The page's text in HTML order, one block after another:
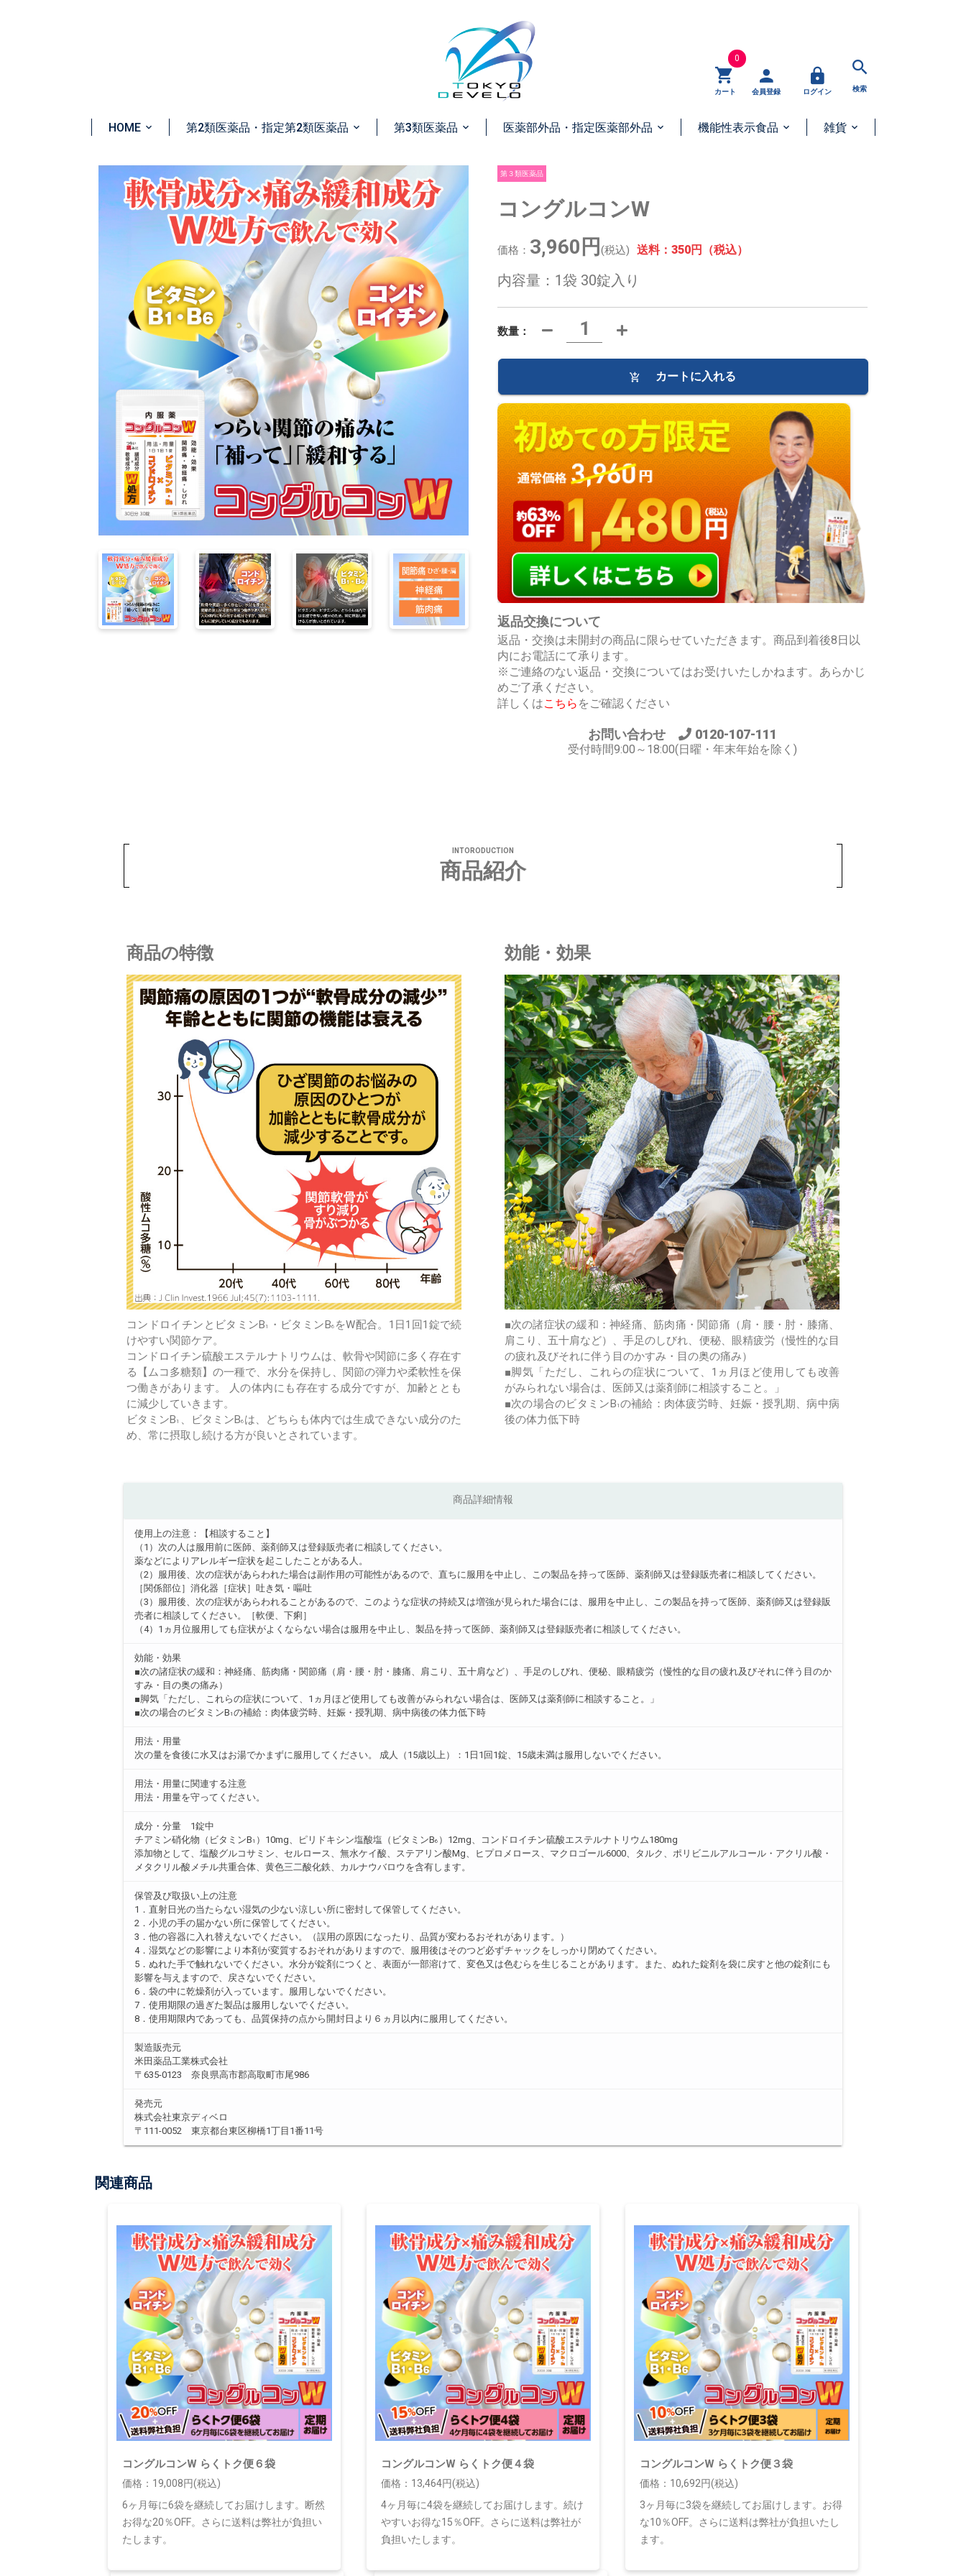
HOME 第2類医薬品・指定第2類医薬品 第3類医薬品 医薬部外品・指定医薬部外品 機能性表示食品 雑貨
0
カート 会員登録 ログイン 検索
第３類医薬品
コングルコンW
価格： 3,960円 (税込) 送料：350円（税込）
内容量：1袋 30錠入り
数量：
カートに入れる
返品交換について
返品・交換は未開封の商品に限らせていただきます。商品到着後8日以
内にお電話にて承ります。
※ご連絡のない返品・交換についてはお受けいたしかねます。あらかじ
めご了承ください。
詳しくはこちら をご確認ください
お問い合わせ 0120-107-111
受付時間9:00～18:00(日曜・年末年始を除く)
INTORODUCTION
商品紹介
商品の特徴
コンドロイチンとビタミンB 1 ・ビタミンB6 をW配合。1日1回1錠で続
けやすい関節ケア。
コンドロイチン硫酸エステルナトリウムは、軟骨や関節に多く存在す
る【ムコ多糖類】の一種で、水分を保持し、関節の弾力や柔軟性を保
つ働きがあります。 人の体内にも存在する成分ですが、加齢ととも
に減少していきます。
ビタミンB 1 、ビタミンB6 は、どちらも体内では生成できない成分のた
め、常に摂取し続ける方が良いとされています。
効能・効果
■次の諸症状の緩和：神経痛、筋肉痛・関節痛（肩・腰・肘・膝痛、
肩こり、五十肩など）、手足のしびれ、便秘、眼精疲労（慢性的な目
の疲れ及びそれに伴う目のかすみ・目の奥の痛み）
■脚気「ただし、これらの症状について、1ヵ月ほど使用しても改善
がみられない場合は、医師又は薬剤師に相談すること。」
■次の場合のビタミンB 1 の補給：肉体疲労時、妊娠・授乳期、病中病
後の体力低下時
商品詳細情報
使用上の注意：【相談すること】
（1）次の人は服用前に医師、薬剤師又は登録販売者に相談してください。
薬などによりアレルギー症状を起こしたことがある人。
（2）服用後、次の症状があらわれた場合は副作用の可能性があるので、直ちに服用を中止し、この製品を持って医師、薬剤師又は登録販売者に相談してください。
［関係部位］消化器［症状］吐き気・嘔吐
（3）服用後、次の症状があらわれることがあるので、このような症状の持続又は増強が見られた場合には、服用を中止し、この製品を持って医師、薬剤師又は登録販
売者に相談してください。［軟便、下痢］
（4）1ヵ月位服用しても症状がよくならない場合は服用を中止し、製品を持って医師、薬剤師又は登録販売者に相談してください。
効能・効果
■次の諸症状の緩和：神経痛、筋肉痛・関節痛（肩・腰・肘・膝痛、肩こり、五十肩など）、手足のしびれ、便秘、眼精疲労（慢性的な目の疲れ及びそれに伴う目のか
すみ・目の奥の痛み）
■脚気「ただし、これらの症状について、1ヵ月ほど使用しても改善がみられない場合は、医師又は薬剤師に相談すること。」
■次の場合のビタミンB 1 の補給：肉体疲労時、妊娠・授乳期、病中病後の体力低下時
用法・用量
次の量を食後に水又はお湯でかまずに服用してください。 成人（15歳以上）：1日1回1錠、15歳未満は服用しないでください。
用法・用量に関連する注意
用法・用量を守ってください。
成分・分量 1錠中
チアミン硝化物（ビタミンB 1 ）10mg、ピリドキシン塩酸塩（ビタミンB6 ）12mg、コンドロイチン硫酸エステルナトリウム180mg
添加物として、塩酸グルコサミン、セルロース、無水ケイ酸、ステアリン酸Mg、ヒプロメロース、マクロゴール6000、タルク、ポリビニルアルコール・アクリル酸・
メタクリル酸メチル共重合体、黄色三二酸化鉄、カルナウバロウを含有します。
保管及び取扱い上の注意
1．直射日光の当たらない湿気の少ない涼しい所に密封して保管してください。
2．小児の手の届かない所に保管してください。
3．他の容器に入れ替えないでください。（誤用の原因になったり、品質が変わるおそれがあります。）
4．湿気などの影響により本剤が変質するおそれがありますので、服用後はそのつど必ずチャックをしっかり閉めてください。
5．ぬれた手で触れないでください。水分が錠剤につくと、表面が一部溶けて、変色又は色むらを生じることがあります。また、ぬれた錠剤を袋に戻すと他の錠剤にも
影響を与えますので、戻さないでください。
6．袋の中に乾燥剤が入っています。服用しないでください。
7．使用期限の過ぎた製品は服用しないでください。
8．使用期限内であっても、品質保持の点から開封日より６ヵ月以内に服用してください。
製造販売元
米田薬品工業株式会社
〒635-0123 奈良県高市郡高取町市尾986
発売元
株式会社東京ディベロ
〒111-0052 東京都台東区柳橋1丁目1番11号
関連商品
コングルコンW らくトク便６袋
価格：19,008円(税込)
6ヶ月毎に6袋を継続してお届けします。断然
お得な20％OFF。さらに送料は弊社が負担い
たします。
コングルコンW らくトク便４袋
価格：13,464円(税込)
4ヶ月毎に4袋を継続してお届けします。続け
やすいお得な15％OFF。さらに送料は弊社が
負担いたします。
コングルコンW らくトク便３袋
価格：10,692円(税込)
3ヶ月毎に3袋を継続してお届けします。お得
な10％OFF。さらに送料は弊社が負担いたし
ます。